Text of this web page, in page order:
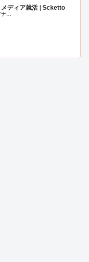
ディア就活 | Scketto
…